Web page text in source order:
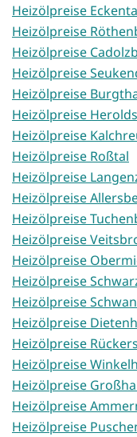
Heizölpreise
Heizölpreise
Heizölpreise
Heizölpreise
Heizölpreise
Heizölpreise
Heizölpreise
Heizölpreise Roßtal
Heizölpreise
Heizölpreise
Heizölpreise
Heizölpreise
Heizölpreise
Heizölpreise
Heizölpreise
Heizölpreise
Heizölpreise
Heizölpreise
Heizölpreise
Heizölpreise
Heizölpreise